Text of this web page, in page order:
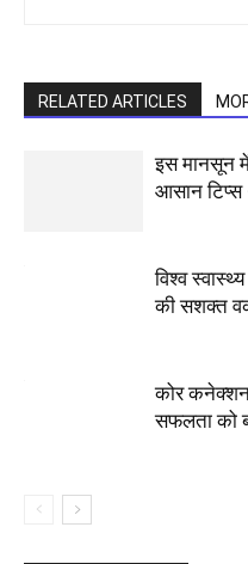
RELATED ARTICLES
इस मानसून
आसान
विश्व
की सशक्त
कोर
सफलता को